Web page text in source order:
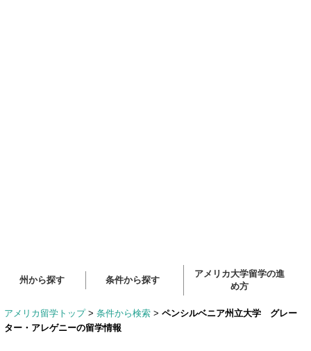
州から探す 条件から探す
アメリカ大学留学の進
め方
アメリカ留学トップ > 条件から検索 > ペンシルベニア州立大学 グレー
ター・アレゲニーの留学情報